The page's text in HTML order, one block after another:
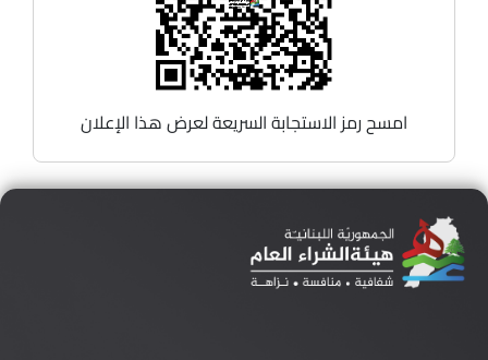
امسح رمز الاستجابة السريعة لعرض هذا الإعلان